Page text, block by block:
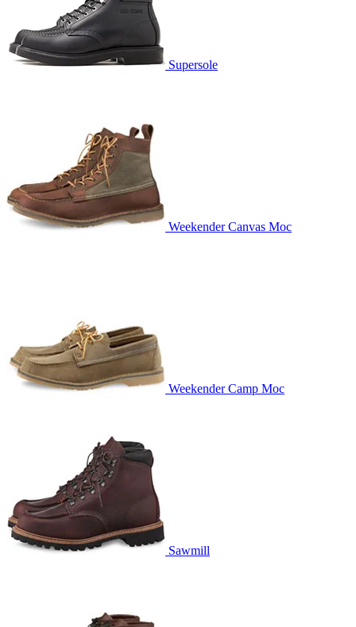
Supersole
Weekender Canvas Moc
Weekender Camp Moc
Sawmill